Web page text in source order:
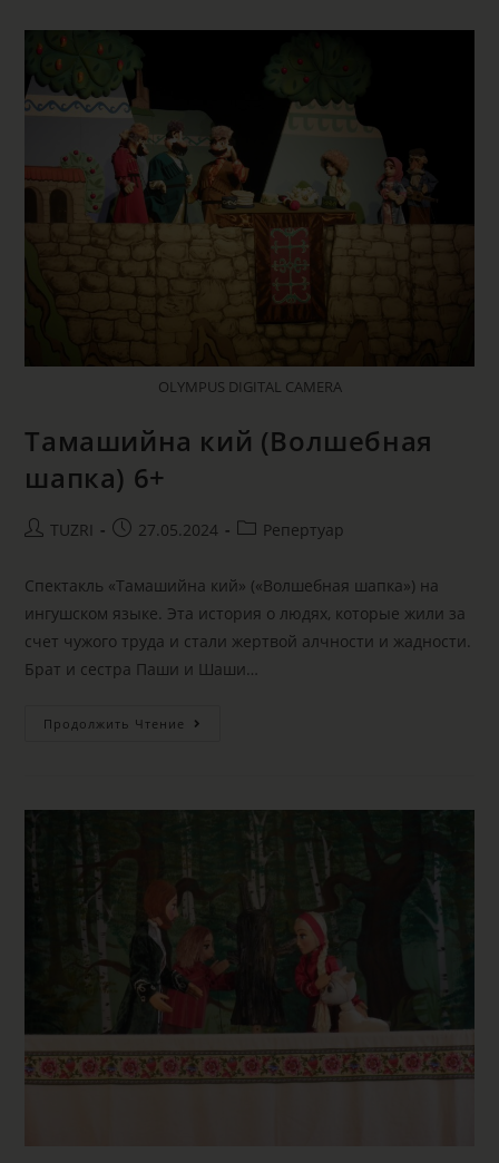
OLYMPUS DIGITAL CAMERA
Тамашийна кий (Волшебная
шапка) 6+
TUZRI 27.05.2024 Репертуар
Спектакль «Тамашийна кий» («Волшебная шапка») на
ингушском языке. Эта история о людях, которые жили за
счет чужого труда и стали жертвой алчности и жадности.
Брат и сестра Паши и Шаши…
Продолжить Чтение